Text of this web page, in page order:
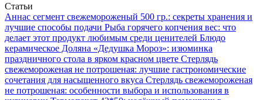
Статьи
Аннаc сегмент свежемороженый 500 гр.: секреты хранения и
лучшие способы подачи Рыба горячего копчения вес: что
делает этот продукт любимым среди ценителей Блюдо
керамическое Доляна «Дедушка Мороз»: изюминка
праздничного стола в ярком красном цвете Стерлядь
свежемороженая не потрошеная: лучшие гастрономические
сочетания для насыщенного вкуса Стерлядь свежемороженая
не потрошеная: особенности выбора и использования в